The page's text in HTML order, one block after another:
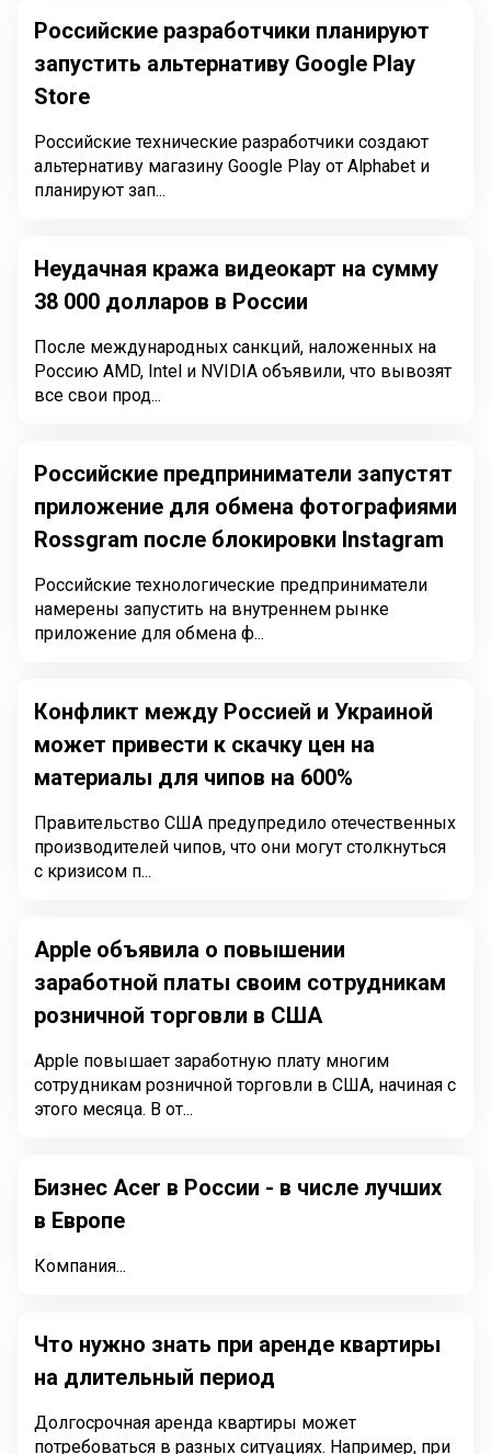
Российские разработчики планируют
запустить альтернативу Google Play
Store
Российские технические разработчики создают
альтернативу магазину Google Play от Alphabet и
планируют зап...
Неудачная кража видеокарт на сумму
38 000 долларов в России
После международных санкций, наложенных на
Россию AMD, Intel и NVIDIA объявили, что вывозят
все свои прод...
Российские предприниматели запустят
приложение для обмена фотографиями
Rossgram после блокировки Instagram
Российские технологические предприниматели
намерены запустить на внутреннем рынке
приложение для обмена ф...
Конфликт между Россией и Украиной
может привести к скачку цен на
материалы для чипов на 600%
Правительство США предупредило отечественных
производителей чипов, что они могут столкнуться
с кризисом п...
Apple объявила о повышении
заработной платы своим сотрудникам
розничной торговли в США
Apple повышает заработную плату многим
сотрудникам розничной торговли в США, начиная с
этого месяца. В от...
Бизнес Acer в России - в числе лучших
в Европе
Компания...
Что нужно знать при аренде квартиры
на длительный период
Долгосрочная аренда квартиры может
потребоваться в разных ситуациях. Например, при